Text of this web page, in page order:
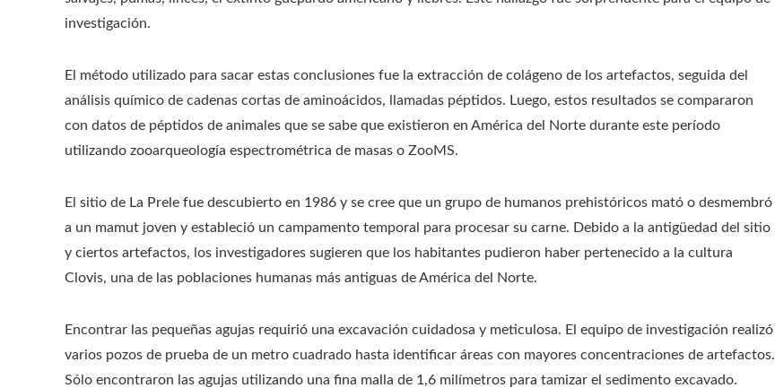
investigación.
El método utilizado para sacar estas conclusiones fue la extracción de colágeno de los artefactos, seguida del
análisis químico de cadenas cortas de aminoácidos, llamadas péptidos. Luego, estos resultados se compararon
con datos de péptidos de animales que se sabe que existieron en América del Norte durante este período
utilizando zooarqueología espectrométrica de masas o ZooMS.
El sitio de La Prele fue descubierto en 1986 y se cree que un grupo de humanos prehistóricos mató o desmembró
a un mamut joven y estableció un campamento temporal para procesar su carne. Debido a la antigüedad del sitio
y ciertos artefactos, los investigadores sugieren que los habitantes pudieron haber pertenecido a la cultura
Clovis, una de las poblaciones humanas más antiguas de América del Norte.
Encontrar las pequeñas agujas requirió una excavación cuidadosa y meticulosa. El equipo de investigación realizó
varios pozos de prueba de un metro cuadrado hasta identificar áreas con mayores concentraciones de artefactos.
Sólo encontraron las agujas utilizando una fina malla de 1,6 milímetros para tamizar el sedimento excavado.